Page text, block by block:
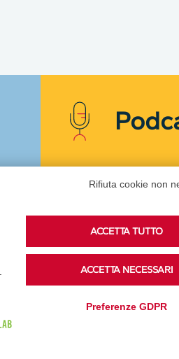
Ascolta i podcast di
Rifiuta cookie non
ACCETTA TUTTO
ACCETTA NECESSARI
Preferenze GDPR